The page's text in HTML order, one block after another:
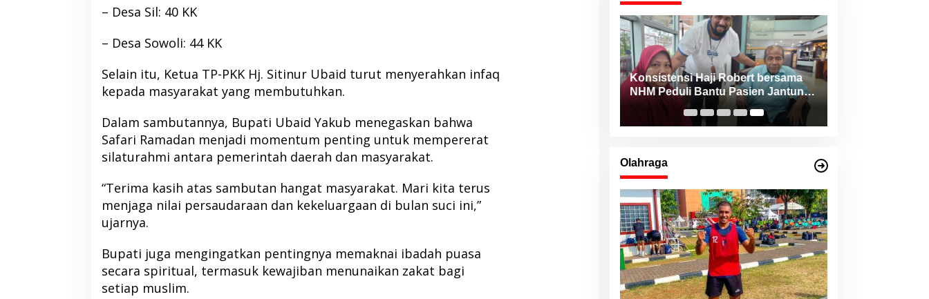
– Desa Sil: 40 KK
– Desa Sowoli: 44 KK
Selain itu, Ketua TP-PKK Hj. Sitinur Ubaid turut menyerahkan infaq
kepada masyarakat yang membutuhkan.
Dalam sambutannya, Bupati Ubaid Yakub menegaskan bahwa
Safari Ramadan menjadi momentum penting untuk mempererat
silaturahmi antara pemerintah daerah dan masyarakat.
“Terima kasih atas sambutan hangat masyarakat. Mari kita terus
menjaga nilai persaudaraan dan kekeluargaan di bulan suci ini,”
ujarnya.
Bupati juga mengingatkan pentingnya memaknai ibadah puasa
secara spiritual, termasuk kewajiban menunaikan zakat bagi
setiap muslim.
Kolaborasi NHM dan IDI Halut
Hadirkan Layanan Kesehatan bagi
Pemda Haltim dan Pemda Halut
Teken MoU Pelayanan Kesehatan
Temuan Mengejutkan, Ratusan
2022
Konsistensi Haji Robert bersama
NHM Peduli Bantu Pasien Jantung
dari Berbagai Daerah di Maluku
Olahraga